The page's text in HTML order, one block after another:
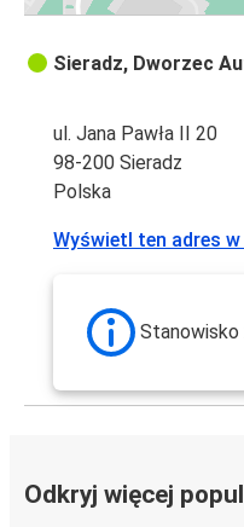
Sieradz, Dworzec
ul. Jana Pawła II 20
98-200 Sieradz
Polska
Wyświetl ten adres
Stanowisko
Odkryj więcej